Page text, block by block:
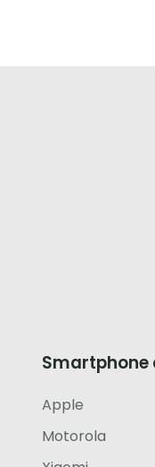
iedere
telefoon
footer
Apple
Motorola